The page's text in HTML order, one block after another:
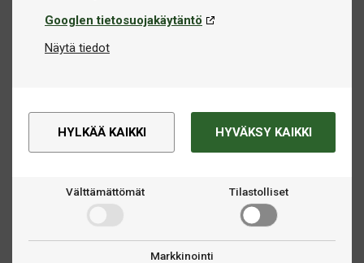
Googlen tietosuojakäytäntö
Näytä tiedot
HYLKÄÄ KAIKKI HYVÄKSY KAIKKI
Välttämättömät Tilastolliset
Markkinointi